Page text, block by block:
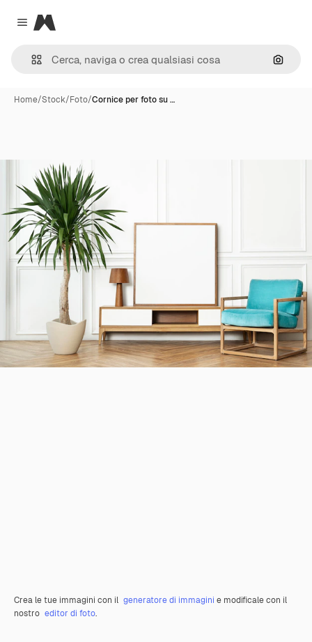
Close menu
Magnific
Cerca
Home/Stock/Foto/Cornice per foto su …
Crea le tue immagini con il generatore di immagini e modificale con il
nostro editor di foto.